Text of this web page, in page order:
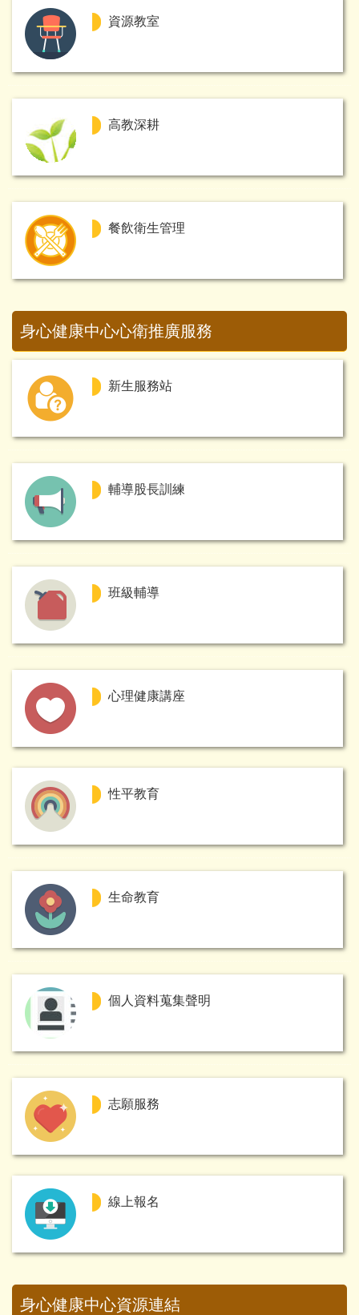
資源教室
高教深耕
餐飲衛生管理
身心健康中心心衛推廣服務
新生服務站
輔導股長訓練
班級輔導
心理健康講座
性平教育
生命教育
個人資料蒐集聲明
志願服務
線上報名
身心健康中心資源連結